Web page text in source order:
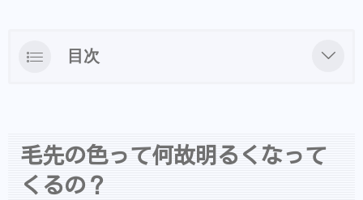
目次
で参考にどうぞ
毛先の色って何故明るくなって
くるの？